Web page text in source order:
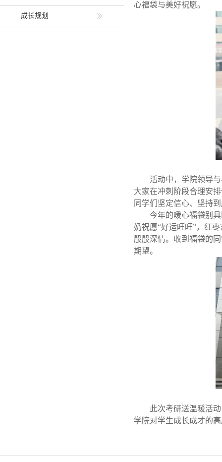
成长规划
心福袋与美好祝愿。
活动中，学院领导
大家在冲刺阶段合理安
同学们坚定信心、坚持
今年的暖心福袋别
奶祝愿“好运旺旺”，红
殷殷深情。收到福袋的
期望。
此次考研送温暖活
学院对学生成长成才的